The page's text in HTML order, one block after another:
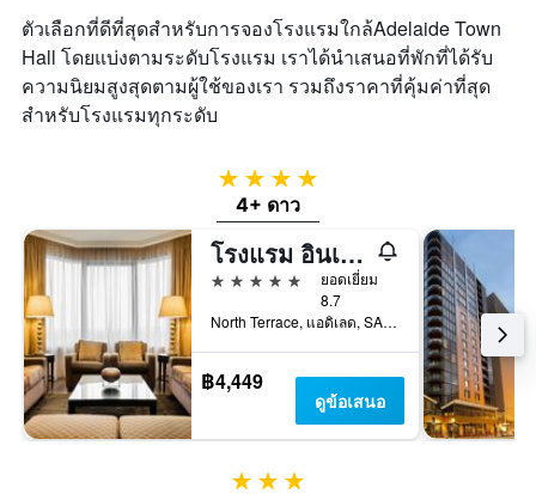
ตัวเลือกที่ดีที่สุดสำหรับการจองโรงแรมใกล้Adelaide Town
Hall โดยแบ่งตามระดับโรงแรม เราได้นำเสนอที่พักที่ได้รับ
ความนิยมสูงสุดตามผู้ใช้ของเรา รวมถึงราคาที่คุ้มค่าที่สุด
สำหรับโรงแรมทุกระดับ
4 ดาว
4+ ดาว
โรงแรม อินเตอร์คอนติเนนตัล แอดิเลด บาย IHG
5 ดาว
ยอดเยี่ยม
8.7
North Terrace, แอดิเลด, SA, ออสเตรเลีย
฿4,449
ดูข้อเสนอ
3 ดาว